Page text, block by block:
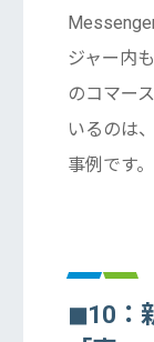
ジャー内
のコマー
いるのは
事例です。
◼︎10：